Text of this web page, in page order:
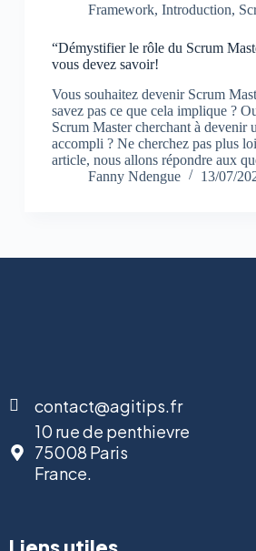
Framework, Introduction,
“Démystifier le rôle du Scrum
vous devez savoir!
Vous souhaitez devenir Scrum
savez pas ce que cela implique ?
Scrum Master cherchant à devenir
accompli ? Ne cherchez pas plus
article, nous allons répondre aux
Fanny Ndengue
13/07/
contact@agitips.fr
10 rue de penthievre
75008 Paris
France.